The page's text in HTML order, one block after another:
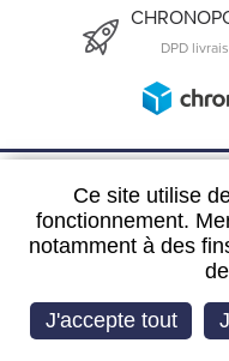
Ce site utilise
fonctionnement.
notamment à des
J'accepte tout
DPD
6,
03
Imaginé par